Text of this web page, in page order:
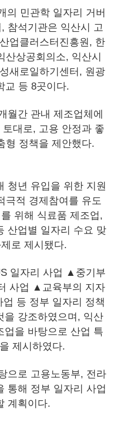
의 민관학 일자리 거버
참석기관은 익산시 고
업클러스터진흥원, 한
상공회의소, 익산시
새로일하기센터, 원광
교 등 8곳이다.
월간 관내 제조업체에
대로, 고용 안정과 좋
형 정책을 제안했다.
청년 유입을 위한 지원
극적 경제참여를 유도
위해 식료품 제조업,
산업별 일자리 수요 맞
로 제시됐다.
일자리 사업 ▲중기부
사업 ▲교육부의 지자
등 정부 일자리 정책
을 강조하였으며, 익산
업을 바탕으로 산업 특
제시하였다.
으로 고용노동부, 전라
통해 정부 일자리 사업
계획이다.